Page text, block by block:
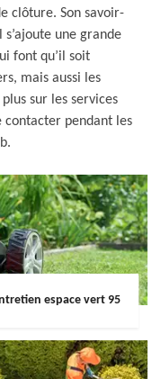
clôture. Son savoir-
une grande
font qu’il soit
mais aussi les
sur les services
contacter pendant les
espace vert 95